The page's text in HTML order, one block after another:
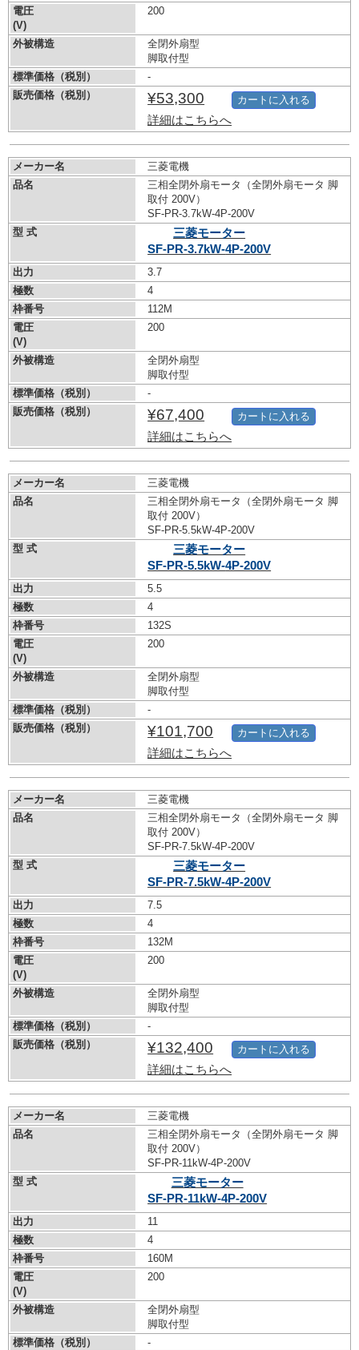
電圧
(V)
200
外被構造
全閉外扇型
脚取付型
標準価格（税別）
-
販売価格（税別）
¥53,300
詳細はこちらへ
カートに入れる
メーカー名
三菱電機
品名
三相全閉外扇モータ（全閉外扇モータ 脚
取付 200V）
SF-PR-3.7kW-4P-200V
型 式
三菱モーター
SF-PR-3.7kW-4P-200V
出力
3.7
極数
4
枠番号
112M
電圧
(V)
200
外被構造
全閉外扇型
脚取付型
標準価格（税別）
-
販売価格（税別）
¥67,400
詳細はこちらへ
カートに入れる
メーカー名
三菱電機
品名
三相全閉外扇モータ（全閉外扇モータ 脚
取付 200V）
SF-PR-5.5kW-4P-200V
型 式
三菱モーター
SF-PR-5.5kW-4P-200V
出力
5.5
極数
4
枠番号
132S
電圧
(V)
200
外被構造
全閉外扇型
脚取付型
標準価格（税別）
-
販売価格（税別）
¥101,700
詳細はこちらへ
カートに入れる
メーカー名
三菱電機
品名
三相全閉外扇モータ（全閉外扇モータ 脚
取付 200V）
SF-PR-7.5kW-4P-200V
型 式
三菱モーター
SF-PR-7.5kW-4P-200V
出力
7.5
極数
4
枠番号
132M
電圧
(V)
200
外被構造
全閉外扇型
脚取付型
標準価格（税別）
-
販売価格（税別）
¥132,400
詳細はこちらへ
カートに入れる
メーカー名
三菱電機
品名
三相全閉外扇モータ（全閉外扇モータ 脚
取付 200V）
SF-PR-11kW-4P-200V
型 式
三菱モーター
SF-PR-11kW-4P-200V
出力
11
極数
4
枠番号
160M
電圧
(V)
200
外被構造
全閉外扇型
脚取付型
標準価格（税別）
-